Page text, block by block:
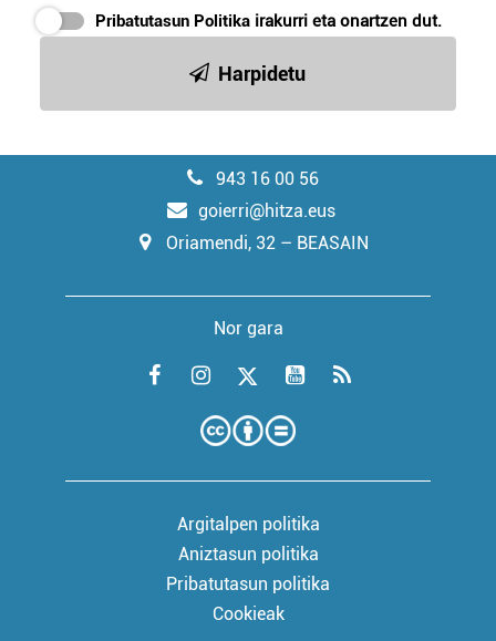
Pribatutasun Politika irakurri eta onartzen dut.
Harpidetu
943 16 00 56
goierri@hitza.eus
Oriamendi, 32 – BEASAIN
Nor gara
Argitalpen politika
Aniztasun politika
Pribatutasun politika
Cookieak